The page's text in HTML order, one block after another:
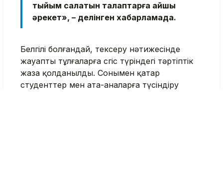
тыйым салатын талаптарға қайшы
әрекет», – делінген хабарламада.
Белгілі болғандай, тексеру нәтижесінде
жауапты тұлғаларға сөгіс түріндегі тәртіптік
жаза қолданылды. Сонымен қатар
студенттер мен ата-аналарға түсіндіру